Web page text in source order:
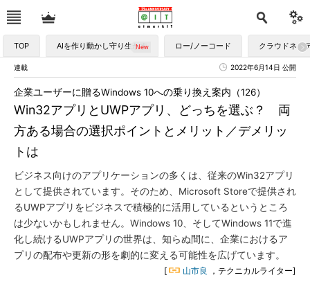
TOP AIを作り動かし守り生かす ロー/ノーコード クラウドネイ
連載 2022年6月14日 公開
Win32アプリとUWPアプリ、どっちを選ぶ？ 両
方ある場合の選択ポイントとメリット／デメリッ
トは
企業ユーザーに贈るWindows 10への乗り換え案内（126）
ビジネス向けのアプリケーションの多くは、従来のWin32アプリ
として提供されています。そのため、Microsoft Storeで提供され
るUWPアプリをビジネスで積極的に活用しているというところ
は少ないかもしれません。Windows 10、そしてWindows 11で進
化し続けるUWPアプリの世界は、知らぬ間に、企業におけるア
プリの配布や更新の形を劇的に変える可能性を広げています。
[ 山市良
，テクニカルライター]